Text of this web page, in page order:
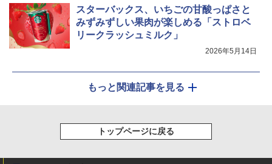
スターバックス、いちごの甘酸っぱさと
みずみずしい果肉が楽しめる「ストロベ
リークラッシュミルク」
2026年5月14日
もっと関連記事を見る
トップページに戻る